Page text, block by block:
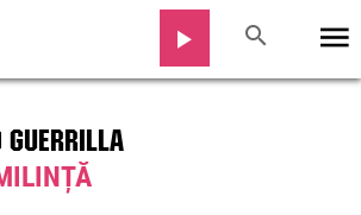
GUERRILLA